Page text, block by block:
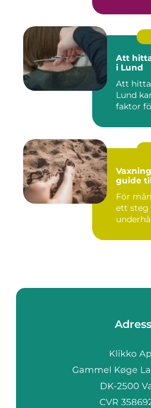
Att
i Lund
Att
Lund
faktor
guide
För
ett steg
Adress